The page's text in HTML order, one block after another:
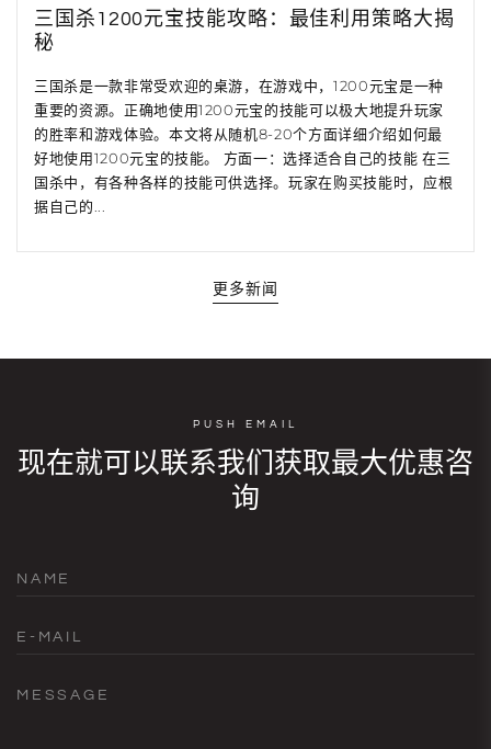
三国杀1200元宝技能攻略：最佳利用策略大揭
秘
三国杀是一款非常受欢迎的桌游，在游戏中，1200元宝是一种
重要的资源。正确地使用1200元宝的技能可以极大地提升玩家
的胜率和游戏体验。本文将从随机8-20个方面详细介绍如何最
好地使用1200元宝的技能。 方面一：选择适合自己的技能 在三
国杀中，有各种各样的技能可供选择。玩家在购买技能时，应根
据自己的...
更多新闻
PUSH EMAIL
现在就可以联系我们获取最大优惠咨
询
NAME
E-MAIL
MESSAGE